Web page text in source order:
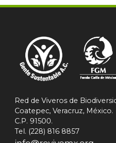
Red de Viveros de
Coatepec, Veracruz, México.
C.P. 91500.
Tel. (228) 816 8857